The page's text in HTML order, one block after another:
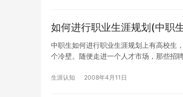
如何进行职业生涯规划(中职
中职生如何进行职业生涯规划上有高校生
个冷壁。随便走进一个人才市场，那些招
生涯认知 2008年4月11日